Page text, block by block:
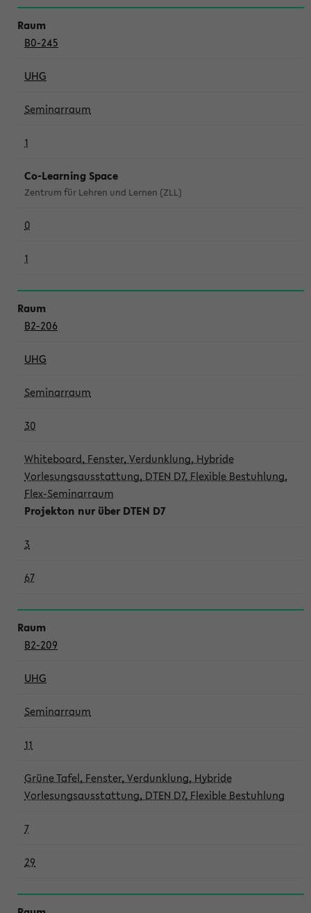
B0-245
UHG
Seminarraum
1
Co-Learning Space
Zentrum für Lehren und Lernen (ZLL)
0
1
B2-206
UHG
Seminarraum
30
Whiteboard, Fenster, Verdunklung, Hybride
Vorlesungsausstattung, DTEN D7, Flexible Bestuhlung,
Flex-Seminarraum
Projekton nur über DTEN D7
3
67
B2-209
UHG
Seminarraum
11
Grüne Tafel, Fenster, Verdunklung, Hybride
Vorlesungsausstattung, DTEN D7, Flexible Bestuhlung
7
29